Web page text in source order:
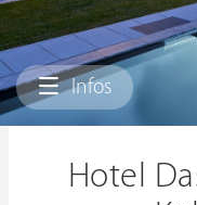
Infos
Hotel